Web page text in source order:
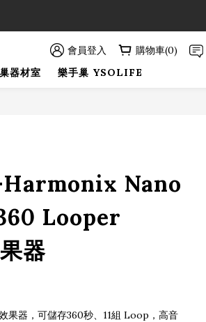
89折優惠！
89折優惠！ 會員登入 購物車(0)
器材室 樂手巢 YSOLIFE
Nano
Looper
器
果器，可儲存360秒、11組 Loop，高音